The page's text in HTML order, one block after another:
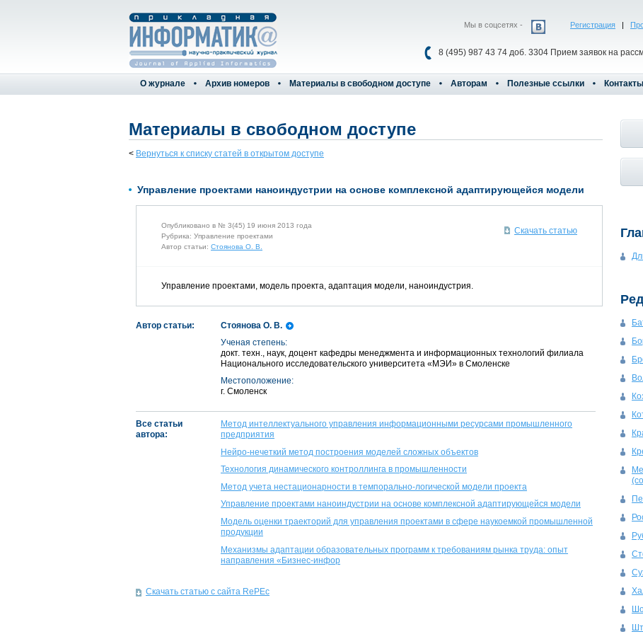
Регистрация |
8 (495) 987 43 74 доб. 3304 Прием заявок на
Мы в соцсетях -
О журнале Архив номеров Материалы в свободном доступе Авторам Полезные ссылки Контакты
Материалы в свободном доступе
< Вернуться к списку статей в открытом доступе
Управление проектами наноиндустрии на основе комплексной адаптирующейся модели
Опубликовано в № 3(45) 19 июня 2013 года
Рубрика: Управление проектами
Автор статьи: Стоянова О. В.
Скачать статью
Управление проектами, модель проекта, адаптация модели, наноиндустрия.
Автор статьи:
Стоянова О. В.
Ученая степень:
докт. техн., наук, доцент кафедры менеджмента и информационных технологий филиала
Национального исследовательского университета «МЭИ» в Смоленске
Местоположение:
г. Смоленск
Все статьи
автора:
Метод интеллектуального управления информационными ресурсами промышленного
предприятия
Нейро-нечеткий метод построения моделей сложных объектов
Технология динамического контроллинга в промышленности
Метод учета нестационарности в темпорально-логической модели проекта
Управление проектами наноиндустрии на основе комплексной адаптирующейся модели
Модель оценки траекторий для управления проектами в сфере наукоемкой промышленной
продукции
Механизмы адаптации образовательных программ к требованиям рынка труда: опыт
направления «Бизнес-инфор
Скачать статью с сайта RePEc